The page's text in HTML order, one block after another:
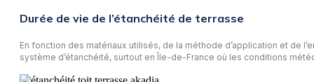
Durée de vie de l’étanchéité de terrasse
En fonction des matériaux utilisés, de la méthode d’application et de
système d’étanchéité, surtout en Île-de-France où les conditions